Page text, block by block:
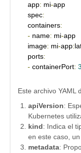
app: mi-app
spec:
containers:
- name: mi-app
image: mi-app:
ports:
- containerPort:
Este archivo YAML
apiVersion:
Kubernetes
kind: Indica el
en este caso, un
metadata: